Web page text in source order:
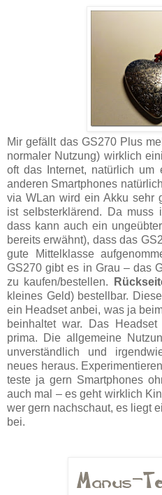
Mir gefällt das GS270 Plus
normaler Nutzung) wirklich
oft das Internet, natürlich um
anderen Smartphones
via WLan wird ein Akku sehr
ist selbsterklärend. Da muss
dass kann auch ein
bereits erwähnt), dass das
gute Mittelklasse
GS270 gibt es in Grau – das
zu kaufen/bestellen.
kleines Geld) bestellbar.
ein Headset anbei, was ja
beinhaltet war. Das
prima. Die allgemeine
unverständlich und
neues heraus.
teste ja gern Smartphones
auch mal – es geht wirklich
wer gern nachschaut, es liegt
bei.